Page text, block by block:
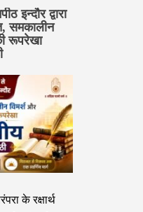
इन्दौर द्वारा
समकालीन
रूपरेखा
के रक्षार्थ